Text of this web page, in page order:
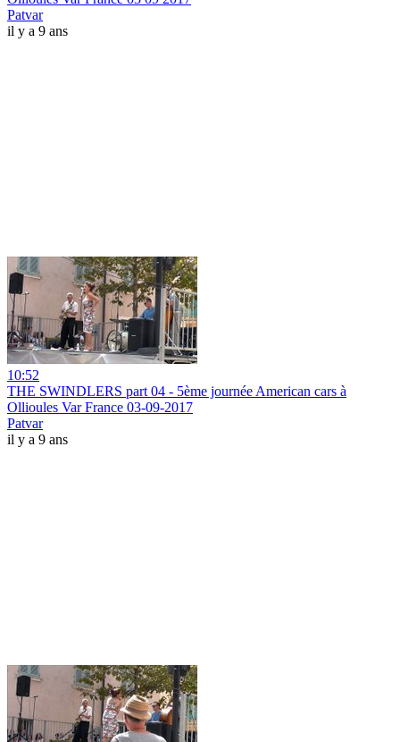
Patvar
il y a 9 ans
10:52
THE SWINDLERS part 04 - 5ème journée American cars à
Ollioules Var France 03-09-2017
Patvar
il y a 9 ans